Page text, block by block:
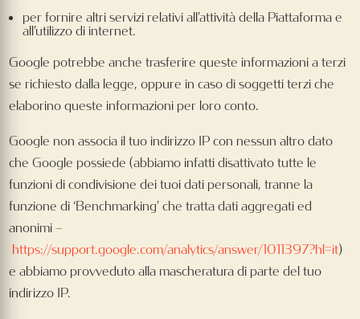
per fornire altri servizi relativi all’attività della Piattaforma e
all’utilizzo di internet.
Google potrebbe anche trasferire queste informazioni a terzi
se richiesto dalla legge, oppure in caso di soggetti terzi che
elaborino queste informazioni per loro conto.
Google non associa il tuo indirizzo IP con nessun altro dato
che Google possiede (abbiamo infatti disattivato tutte le
funzioni di condivisione dei tuoi dati personali, tranne la
funzione di ‘Benchmarking’ che tratta dati aggregati ed
anonimi –
https://support.google.com/analytics/answer/1011397?hl=it)
e abbiamo provveduto alla mascheratura di parte del tuo
indirizzo IP.